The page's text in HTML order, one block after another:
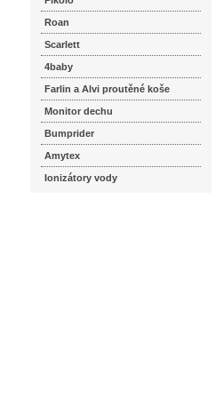
Roan
Scarlett
4baby
Farlin a Alvi proutěné koše
Monitor dechu
Bumprider
Amytex
Ionizátory vody